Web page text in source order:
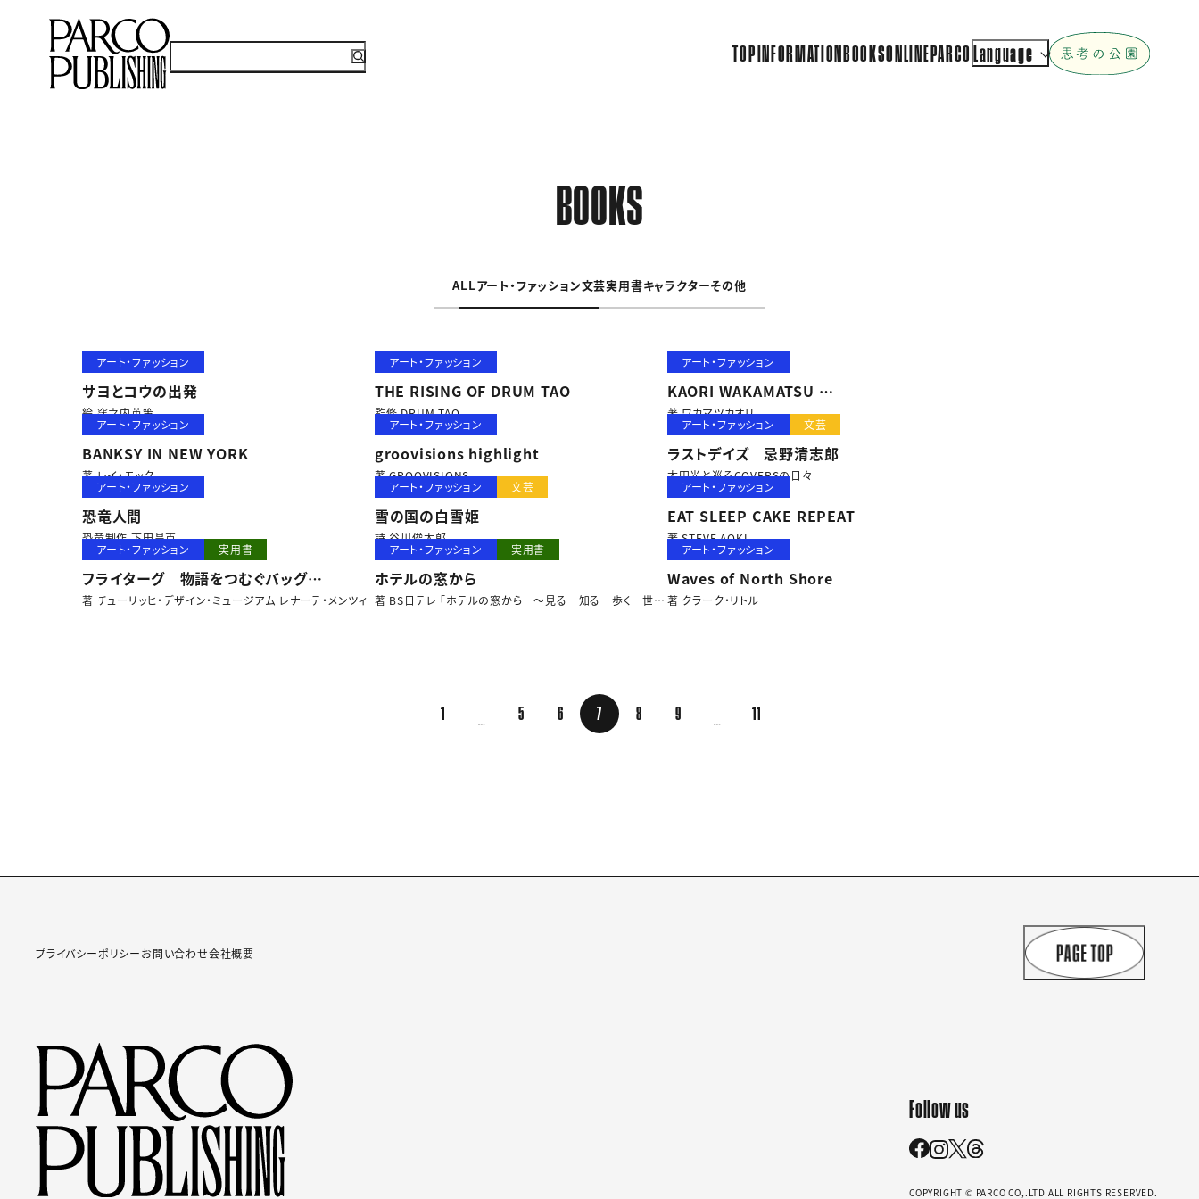
TOP INFORMATION BOOKSONLINEPARCO Language
BOOKS
ALLアート・ファッション文芸実用書キャラクターその他
アート・ファッション
サヨとコウの出発
絵 窪之内英策
アート・ファッション
THE RISING OF DRUM TAO
監修 DRUM TAO
アート・ファッション
KAORI WAKAMATSU
COVER ART ILLUSTRATIONS
ワカマツカオリ装画集
著 ワカマツカオリ
アート・ファッション
BANKSY IN NEW YORK
著 レイ・モック
アート・ファッション
groovisions highlight
著 GROOVISIONS
アート・ファッション 文芸
ラストデイズ 忌野清志郎
太田光と巡るCOVERSの日々
アート・ファッション
恐竜人間
恐竜制作 下田昌克
アート・ファッション 文芸
雪の国の白雪姫
詩 谷川俊太郎
アート・ファッション
EAT SLEEP CAKE REPEAT
著 STEVE AOKI
アート・ファッション 実用書
フライターグ 物語をつむぐバッグ
著 チューリッヒ・デザイン・ミュージアム レナーテ・メンツィ
アート・ファッション 実用書
ホテルの窓から
著 BS日テレ 「ホテルの窓から 〜見る 知る 歩く 世界
アート・ファッション
Waves of North Shore
著 クラーク・リトル
1 5 6 7 8 9 11
プライバシーポリシーお問い合わせ会社概要
Follow us
COPYRIGHT © PARCO CO,.LTD ALL RIGHTS RESERVED.